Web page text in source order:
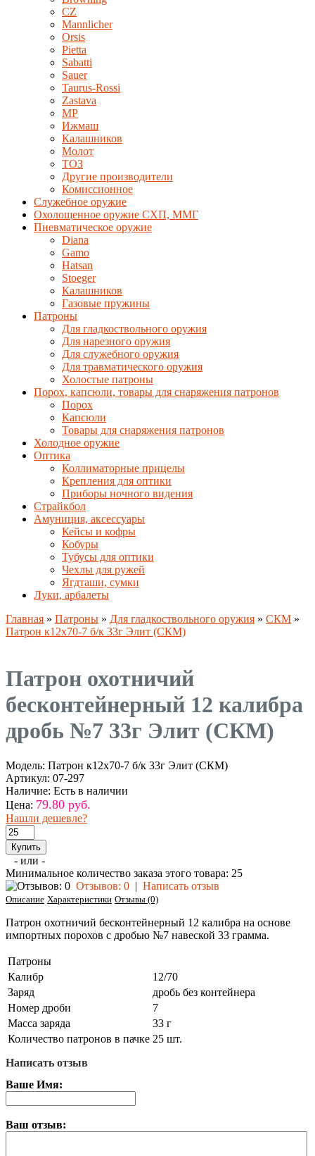
CZ
Mannlicher
Orsis
Pietta
Sabatti
Sauer
Taurus-Rossi
Zastava
MP
Ижмаш
Калашников
Молот
ТОЗ
Другие производители
Комиссионное
Служебное оружие
Охолощенное оружие СХП, ММГ
Пневматическое оружие
Diana
Gamo
Hatsan
Stoeger
Калашников
Газовые пружины
Патроны
Для гладкоствольного оружия
Для нарезного оружия
Для служебного оружия
Для травматического оружия
Холостые патроны
Порох, капсюли, товары для снаряжения патронов
Порох
Капсюли
Товары для снаряжения патронов
Холодное оружие
Оптика
Коллиматорные прицелы
Крепления для оптики
Приборы ночного видения
Страйкбол
Амуниция, аксессуары
Кейсы и кофры
Кобуры
Тубусы для оптики
Чехлы для ружей
Ягдташи, сумки
Луки, арбалеты
Главная » Патроны » Для гладкоствольного оружия » СКМ »
Патрон к12х70-7 б/к 33г Элит (СКМ)
Патрон охотничий
бесконтейнерный 12 калибра
дробь №7 33г Элит (СКМ)
Модель: Патрон к12х70-7 б/к 33г Элит (СКМ)
Артикул: 07-297
Наличие: Есть в наличии
Цена: 79.80 руб.
Нашли дешевле?
- или -
Минимальное количество заказа этого товара: 25
Отзывов: 0 | Написать отзыв
Описание Характеристики Отзывы (0)
Патрон охотничий бесконтейнерный 12 калибра на основе
импортных порохов с дробью №7 навеской 33 грамма.
Патроны
Калибр
12/70
Заряд
дробь без контейнера
Номер дроби
7
Масса заряда
33 г
Количество патронов в пачке 25 шт.
Написать отзыв
Ваше Имя:
Ваш отзыв: